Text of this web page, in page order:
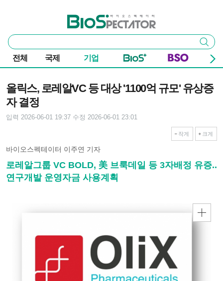
바이오스펙테이터
통
합
검
색
검색
전체 국제 기업
올릭스, 로레알VC 등 대상 '1100억 규모' 유상증
자 결정
입력 2026-06-01 19:37 수정 2026-06-01 23:01
작게 크게
바이오스펙테이터 이주연 기자
로레알그룹 VC BOLD, 美 브룩데일 등 3자배정 유증..
연구개발 운영자금 사용계획